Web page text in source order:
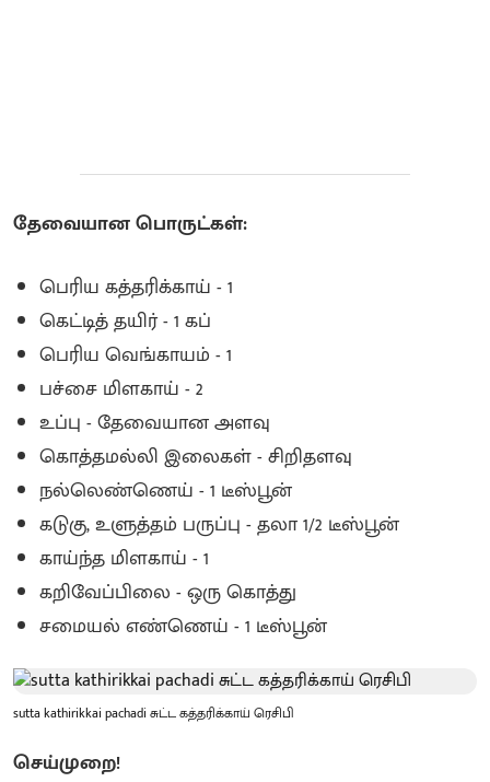
தேவையான பொருட்கள்:
பெரிய கத்தரிக்காய் - 1
கெட்டித் தயிர் - 1 கப்
பெரிய வெங்காயம் - 1
பச்சை மிளகாய் - 2
உப்பு - தேவையான அளவு
கொத்தமல்லி இலைகள் - சிறிதளவு
நல்லெண்ணெய் - 1 டீஸ்பூன்
கடுகு, உளுத்தம் பருப்பு - தலா 1/2 டீஸ்பூன்
காய்ந்த மிளகாய் - 1
கறிவேப்பிலை - ஒரு கொத்து
சமையல் எண்ணெய் - 1 டீஸ்பூன்
sutta kathirikkai pachadi சுட்ட கத்தரிக்காய் ரெசிபி
செய்முறை!